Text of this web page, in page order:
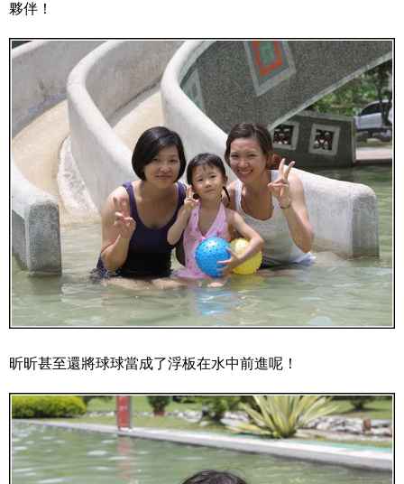
夥伴！
昕昕甚至還將球球當成了浮板在水中前進呢！